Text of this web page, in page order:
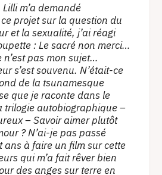
m’a demandé
projet sur la question du
et la sexualité, j’ai réagi
: Le sacré non merci…
pas mon sujet…
s’est souvenu. N’était-ce
de la tsunamesque
que je raconte dans le
trilogie autobiographique –
– Savoir aimer plutôt
? N’ai-je pas passé
ans à faire un film sur cette
qui m’a fait rêver bien
des anges sur terre en